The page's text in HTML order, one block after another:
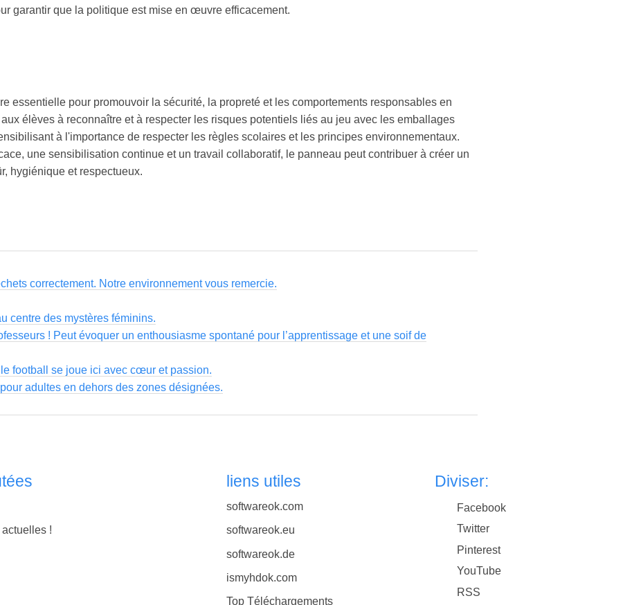
garantir que la politique est mise en œuvre efficacement.
essentielle pour promouvoir la sécurité, la propreté et les comportements responsables en
élèves à reconnaître et à respecter les risques potentiels liés au jeu avec les emballages
à l'importance de respecter les règles scolaires et les principes environnementaux.
une sensibilisation continue et un travail collaboratif, le panneau peut contribuer à créer un
hygiénique et respectueux.
correctement. Notre environnement vous remercie.
centre des mystères féminins.
! Peut évoquer un enthousiasme spontané pour l’apprentissage et une soif de
football se joue ici avec cœur et passion.
adultes en dehors des zones désignées.
!
liens utiles
softwareok.com
softwareok.eu
softwareok.de
ismyhdok.com
Top Téléchargements
Diviser:
Facebook
Twitter
Pinterest
YouTube
RSS